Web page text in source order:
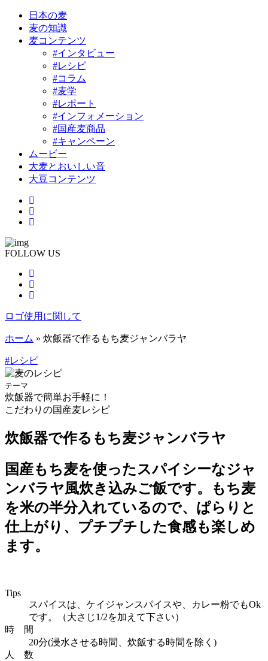
日本の麦
麦の知識
麦コンテンツ
#インタビュー
#レシピ
#コラム
#麦学
#レポート
#インフォメーション
#国産麦商品
#キャンペーン
ムービー
大麦とおいしい音
大豆コンテンツ
FOLLOW US
ロゴ使用に関して
ホーム » 炊飯器で作るもち麦ジャンバラヤ
#レシピ
テーマ
炊飯器で簡単お手軽に！
こだわりの国産麦レシピ
炊飯器で作るもち麦ジャンバラヤ
国産もち麦を使ったスパイシーなジャ
ンバラヤ風炊き込みご飯です。もち麦
を米の半分入れているので、ぱらりと
仕上がり、プチプチした食感も楽しめ
ます。
Tips
スパイスは、ケイジャンスパイスや、カレー粉でもOk
です。（大さじ1/2を加えて下さい）
時 間
20分(浸水させる時間、炊飯する時間を除く)
人 数